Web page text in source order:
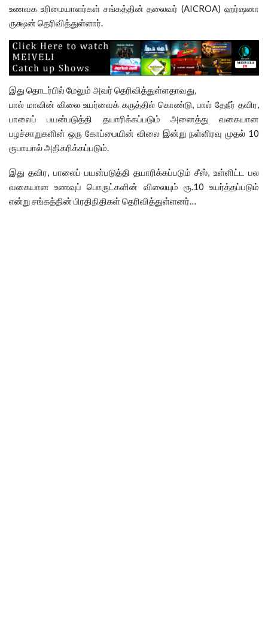
உணவக உரிமையாளர்கள் சங்கத்தின் தலைவர் (AICROA) ஹர்ஷனா
ருக்ஷன் தெரிவித்துள்ளார்.
இது தொடர்பில் மேலும் அவர் தெரிவித்துள்ளதாவது,
பால் மாவின் விலை உயர்வைக் கருத்தில் கொண்டு, பால் தேநீர் தவிர,
பாலைப் பயன்படுத்தி தயாரிக்கப்படும் அனைத்து வகையான
பழச்சாறுகளின் ஒரு கோப்பையின் விலை இன்று நள்ளிரவு முதல் 10
ரூபாயால் அதிகரிக்கப்படும்.
இது தவிர, பாலைப் பயன்படுத்தி தயாரிக்கப்படும் சீஸ், உள்ளிட்ட பல
வகையான உணவுப் பொருட்களின் விலையும் ரூ.10 உயர்த்தப்படும்
என்று சங்கத்தின் பிரதிநிதிகள் தெரிவித்துள்ளனர்…